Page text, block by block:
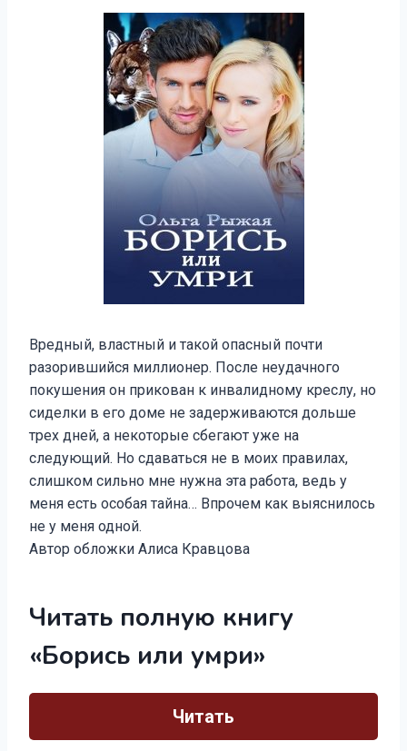
Вредный, властный и такой опасный почти
разорившийся миллионер. После неудачного
покушения он прикован к инвалидному креслу, но
сиделки в его доме не задерживаются дольше
трех дней, а некоторые сбегают уже на
следующий. Но сдаваться не в моих правилах,
слишком сильно мне нужна эта работа, ведь у
меня есть особая тайна… Впрочем как выяснилось
не у меня одной.
Автор обложки Алиса Кравцова
Читать полную книгу
«Борись или умри»
Читать